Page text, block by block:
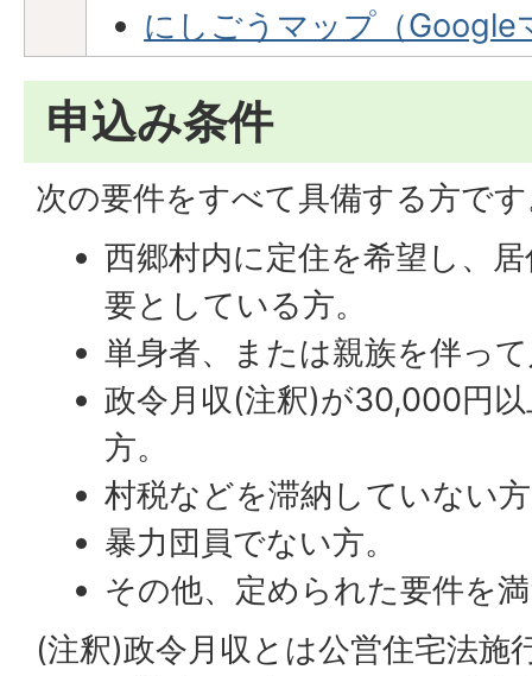
にしごうマップ（Google
申込み条件
次の要件をすべて具備する方で
西郷村内に定住を希望し、
要としている方。
単身者、または親族を伴っ
政令月収(注釈)が30,000円
方。
村税などを滞納していない
暴力団員でない方。
その他、定められた要件を
(注釈)政令月収とは公営住宅法施